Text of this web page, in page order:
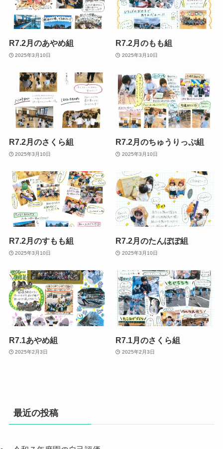
R7.2月のあやめ組
2025年3月10日
R7.2月のもも組
2025年3月10日
R7.2月のさくら組
2025年3月10日
R7.2月のちゅうりっぷ組
2025年3月10日
R7.2月のすもも組
2025年3月10日
R7.2月のたんぽぽ組
2025年3月10日
R7.1あやめ組
2025年2月3日
R7.1月のさくら組
2025年2月3日
最近の投稿